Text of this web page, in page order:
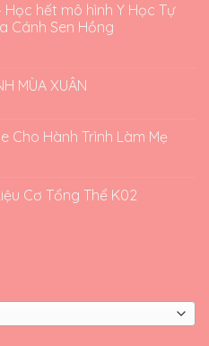
Học hết mô hình Y Học Tự
Cánh Sen Hồng
MÙA XUÂN
Cho Hành Trình Làm Mẹ
Cơ Tổng Thể K02